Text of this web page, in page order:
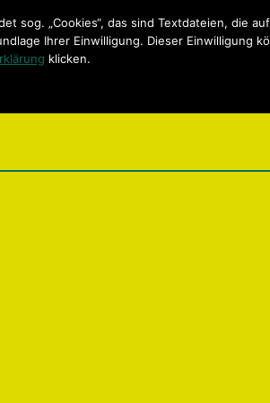
sog. „Cookies“, das sind Textdateien, die
Ihrer Einwilligung. Dieser Einwilligung
klicken.